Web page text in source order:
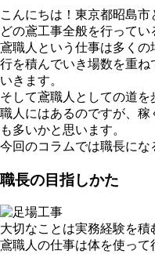
こんにちは！東京都昭島
どの鳶工事全般を行ってい
鳶職人という仕事は多く
行を積んでいき場数を重
いきます。
そして鳶職人としての道
職人にはあるのですが、稼
も多いかと思います。
今回のコラムでは職長にな
職長の目指しかた
大切なことは実務経験を積
鳶職人の仕事は体を使っ